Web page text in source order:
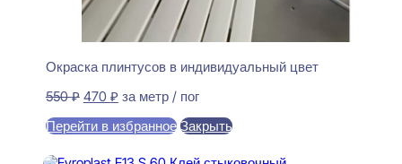
Окраска плинтусов в индивидуальный цвет
550₽ Первоначальная
составляла
470 ₽Текущая
470 ₽.
за метр / пог
Перейти в избранное Закрыть